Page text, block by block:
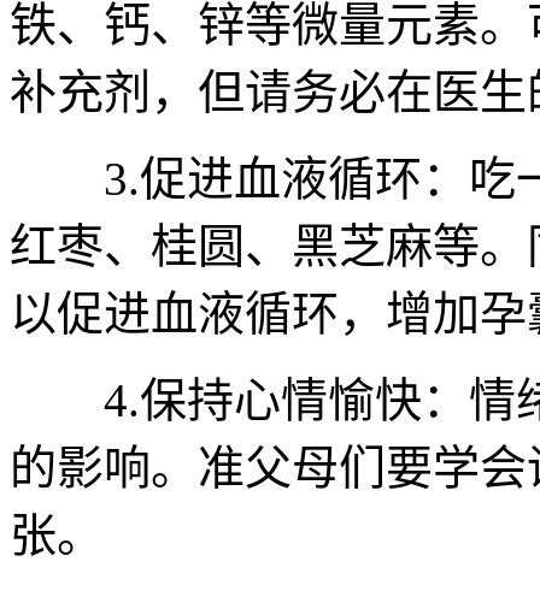
铁、钙、锌等微量元素
补充剂，但请务必在医
3.促进血液循环：吃
红枣、桂圆、黑芝麻等
以促进血液循环，增加
4.保持心情愉快：情
的影响。准父母们要学
张。